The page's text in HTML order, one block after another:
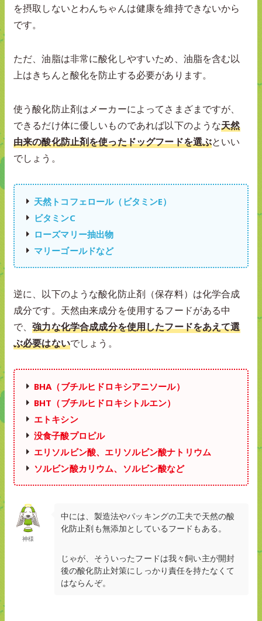
を摂取しないとわんちゃんは健康を維持できないから
です。
ただ、油脂は非常に酸化しやすいため、油脂を含む以
上はきちんと酸化を防止する必要があります。
使う酸化防止剤はメーカーによってさまざまですが、
できるだけ体に優しいものであれば以下のような天然
由来の酸化防止剤を使ったドッグフードを選ぶといい
でしょう。
天然トコフェロール（ビタミンE）
ビタミンC
ローズマリー抽出物
マリーゴールドなど
逆に、以下のような酸化防止剤（保存料）は化学合成
成分です。天然由来成分を使用するフードがある中
で、強力な化学合成成分を使用したフードをあえて選
ぶ必要はないでしょう。
BHA（ブチルヒドロキシアニソール）
BHT（ブチルヒドロキシトルエン）
エトキシン
没食子酸プロピル
エリソルビン酸、エリソルビン酸ナトリウム
ソルビン酸カリウム、ソルビン酸など
神様
中には、製造法やパッキングの工夫で天然の酸
化防止剤も無添加としているフードもある。
じゃが、そういったフードは我々飼い主が開封
後の酸化防止対策にしっかり責任を持たなくて
はならんぞ。